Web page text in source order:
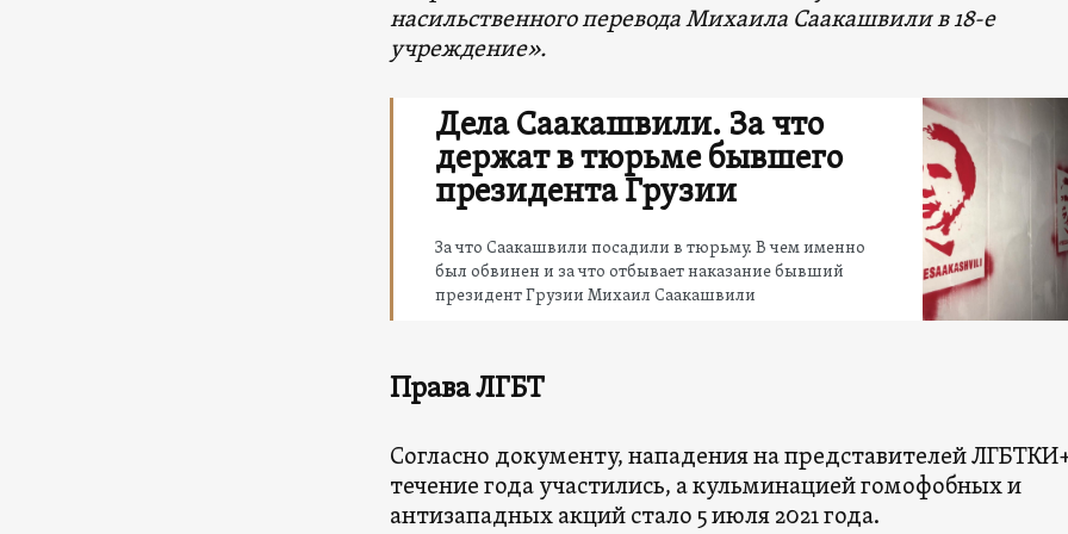
насильственного перевода Михаила Саакашвили в 18-е
учреждение».
Дела Саакашвили. За что
держат в тюрьме бывшего
президента Грузии
За что Саакашвили посадили в тюрьму. В чем именно
был обвинен и за что отбывает наказание бывший
президент Грузии Михаил Саакашвили
Права ЛГБТ
Согласно документу, нападения на представителей
течение года участились, а кульминацией гомофобных и
антизападных акций стало 5 июля 2021 года.